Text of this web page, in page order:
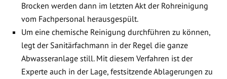
Brocken werden dann im letzten Akt der Rohreinigung
vom Fachpersonal herausgespült.
Um eine chemische Reinigung durchführen zu können,
legt der Sanitärfachmann in der Regel die ganze
Abwasseranlage still. Mit diesem Verfahren ist der
Experte auch in der Lage, festsitzende Ablagerungen zu